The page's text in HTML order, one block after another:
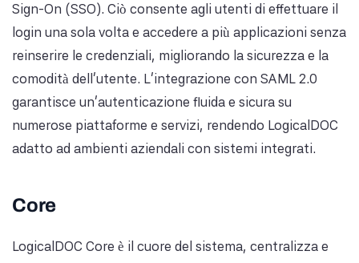
Sign-On (SSO). Ciò consente agli utenti di effettuare il
login una sola volta e accedere a più applicazioni senza
reinserire le credenziali, migliorando la sicurezza e la
comodità dell'utente. L'integrazione con SAML 2.0
garantisce un'autenticazione fluida e sicura su
numerose piattaforme e servizi, rendendo LogicalDOC
adatto ad ambienti aziendali con sistemi integrati.
Core
LogicalDOC Core è il cuore del sistema, centralizza e